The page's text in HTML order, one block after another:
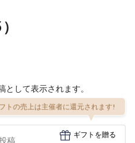
）
として表示されます。
トの売上は主催者に還元されます!
ギフトを贈る